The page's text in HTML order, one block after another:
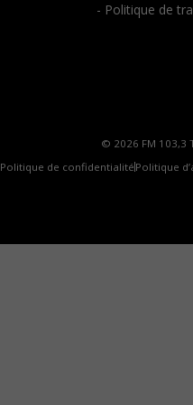
- Politique de
© 2026 FM 103,3
Politique de confidentialité Politique